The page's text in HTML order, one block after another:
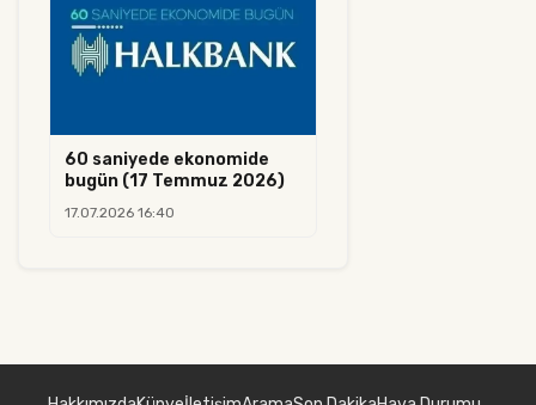
60 saniyede ekonomide
bugün (17 Temmuz 2026)
17.07.2026 16:40